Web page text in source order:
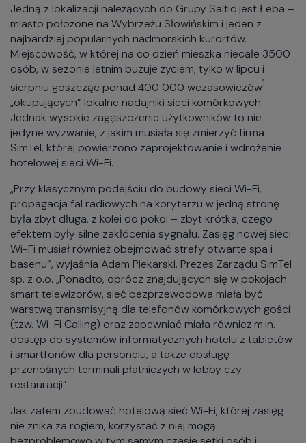
Jedną z lokalizacji należących do Grupy Saltic jest Łeba –
miasto położone na Wybrzeżu Słowińskim i jeden z
najbardziej popularnych nadmorskich kurortów.
Miejscowość, w której na co dzień mieszka niecałe 3500
osób, w sezonie letnim buzuje życiem, tylko w lipcu i
sierpniu goszcząc ponad 400 000 wczasowiczów1
„okupujących” lokalne nadajniki sieci komórkowych.
Jednak wysokie zagęszczenie użytkowników to nie
jedyne wyzwanie, z jakim musiała się zmierzyć firma
SimTel, której powierzono zaprojektowanie i wdrożenie
hotelowej sieci Wi-Fi.
„Przy klasycznym podejściu do budowy sieci Wi-Fi,
propagacja fal radiowych na korytarzu w jedną stronę
była zbyt długa, z kolei do pokoi – zbyt krótka, czego
efektem były silne zakłócenia sygnału. Zasięg nowej sieci
Wi-Fi musiał również obejmować strefy otwarte spa i
basenu”, wyjaśnia Adam Piekarski, Prezes Zarządu SimTel
sp. z o.o. „Ponadto, oprócz znajdujących się w pokojach
smart telewizorów, sieć bezprzewodowa miała być
warstwą transmisyjną dla telefonów komórkowych gości
(tzw. Wi-Fi Calling) oraz zapewniać miała również m.in.
dostęp do systemów informatycznych hotelu z tabletów
i smartfonów dla personelu, a także obsługę
przenośnych terminali płatniczych w lobby czy
restauracji”.
Jak zatem zbudować hotelową sieć Wi-Fi, której zasięg
nie znika za rogiem, korzystać z niej mogą